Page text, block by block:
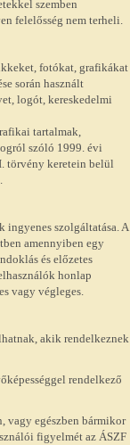
szemben
felelősség nem terheli.
fotókat, grafikákat
során használt
logót, kereskedelmi
tartalmak,
szóló 1999. évi
törvény keretein belül
ingyenes szolgáltatása. A
amennyiben egy
és előzetes
honlap
vagy végleges.
akik rendelkeznek
rendelkező
vagy egészben bármikor
figyelmét az ÁSZF